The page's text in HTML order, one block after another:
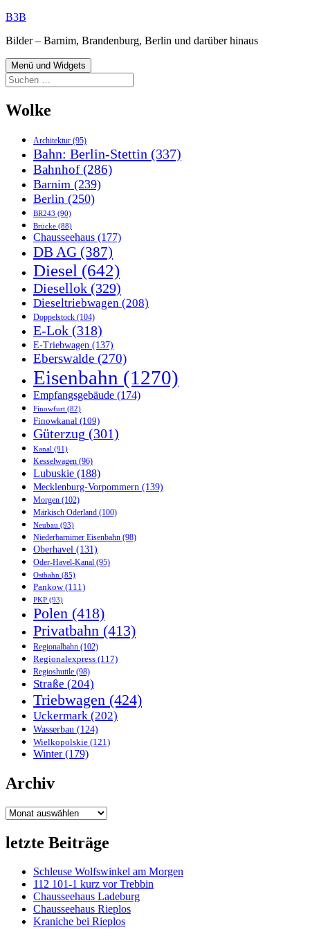
Zum
springen
B3B
Bilder – Barnim, Brandenburg, Berlin und darüber hinaus
Menü und Widgets
Suchen
nach:
Wolke
Architektur (95)
Bahn: Berlin-Stettin (337)
Bahnhof(286)
Barnim (239)
Berlin (250)
BR243 (90)
Brücke (88)
Chausseehaus (177)
DB AG (387)
Diesel (642)
Diesellok (329)
Dieseltriebwagen (208)
Doppelstock (104)
E-Lok (318)
E-Triebwagen (137)
Eberswalde (270)
Eisenbahn (1270)
Empfangsgebäude (174)
Finowfurt (82)
Finowkanal (109)
Güterzug (301)
Kanal (91)
Kesselwagen (96)
Lubuskie (188)
Mecklenburg-Vorpommern (139)
Morgen (102)
Märkisch Oderland (100)
Neubau (93)
Niederbarnimer Eisenbahn (98)
Oberhavel (131)
Oder-Havel-Kanal (95)
Ostbahn (85)
Pankow(111)
PKP (93)
Polen (418)
Privatbahn (413)
Regionalbahn (102)
Regionalexpress (117)
Regioshuttle (98)
Straße (204)
Triebwagen (424)
Uckermark (202)
Wasserbau (124)
Wielkopolskie (121)
Winter(179)
Archiv
Archiv
letzte Beiträge
Schleuse Wolfswinkel am Morgen
112 101-1 kurz vor Trebbin
Chausseehaus Ladeburg
Chausseehaus Rieplos
Kraniche bei Rieplos